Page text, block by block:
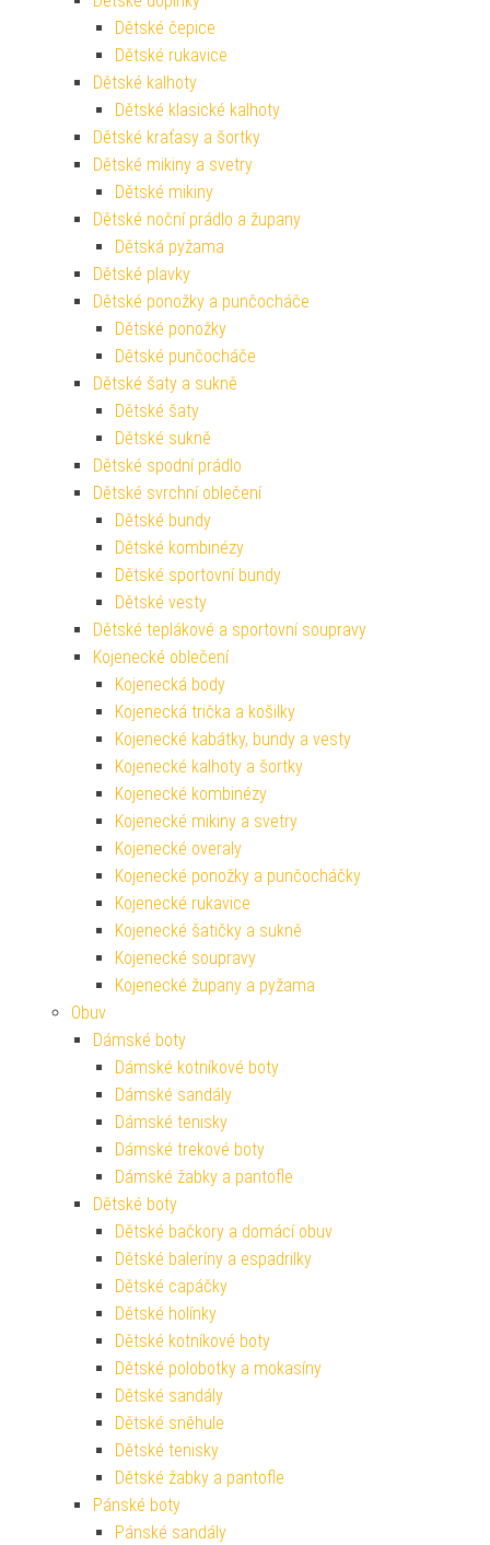
Dětské čepice
Dětské rukavice
Dětské kalhoty
Dětské klasické kalhoty
Dětské kraťasy a šortky
Dětské mikiny a svetry
Dětské mikiny
Dětské noční prádlo a župany
Dětská pyžama
Dětské plavky
Dětské ponožky a punčocháče
Dětské ponožky
Dětské punčocháče
Dětské šaty a sukně
Dětské šaty
Dětské sukně
Dětské spodní prádlo
Dětské svrchní oblečení
Dětské bundy
Dětské kombinézy
Dětské sportovní bundy
Dětské vesty
Dětské teplákové a sportovní soupravy
Kojenecké oblečení
Kojenecká body
Kojenecká trička a košilky
Kojenecké kabátky, bundy a vesty
Kojenecké kalhoty a šortky
Kojenecké kombinézy
Kojenecké mikiny a svetry
Kojenecké overaly
Kojenecké ponožky a punčocháčky
Kojenecké rukavice
Kojenecké šatičky a sukně
Kojenecké soupravy
Kojenecké župany a pyžama
Obuv
Dámské boty
Dámské kotníkové boty
Dámské sandály
Dámské tenisky
Dámské trekové boty
Dámské žabky a pantofle
Dětské boty
Dětské bačkory a domácí obuv
Dětské baleríny a espadrilky
Dětské capáčky
Dětské holínky
Dětské kotníkové boty
Dětské polobotky a mokasíny
Dětské sandály
Dětské sněhule
Dětské tenisky
Dětské žabky a pantofle
Pánské boty
Pánské sandály